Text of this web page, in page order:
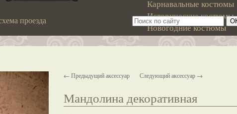
проезда
Карнавальные костюмы
Исторические костюмы
Новогодние костюмы
← Предыдущий аксессуар Следующий аксессуар →
Мандолина декоративная